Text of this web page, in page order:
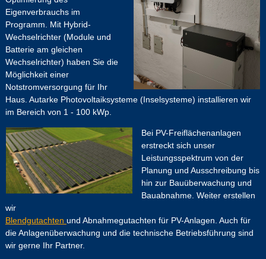
Eigenverbrauchs im
Programm. Mit Hybrid-
Wechselrichter (Module und
Batterie am gleichen
Wechselrichter) haben Sie die
Möglichkeit einer
Notstromversorgung für Ihr
Haus. Autarke Photovoltaiksysteme (Inselsysteme) installieren wir
im Bereich von 1 - 100 kWp.
Bei PV-Freiflächenanlagen
erstreckt sich unser
Leistungsspektrum von der
Planung und Ausschreibung bis
hin zur Bauüberwachung und
Bauabnahme. Weiter erstellen
wir
Blendgutachten und Abnahmegutachten für PV-Anlagen. Auch für
die Anlagenüberwachung und die technische Betriebsführung sind
wir gerne Ihr Partner.